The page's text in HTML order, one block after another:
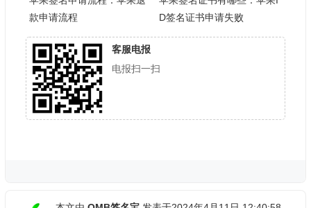
款申请流程
D签名证书申请失败
客服电报
电报扫一扫